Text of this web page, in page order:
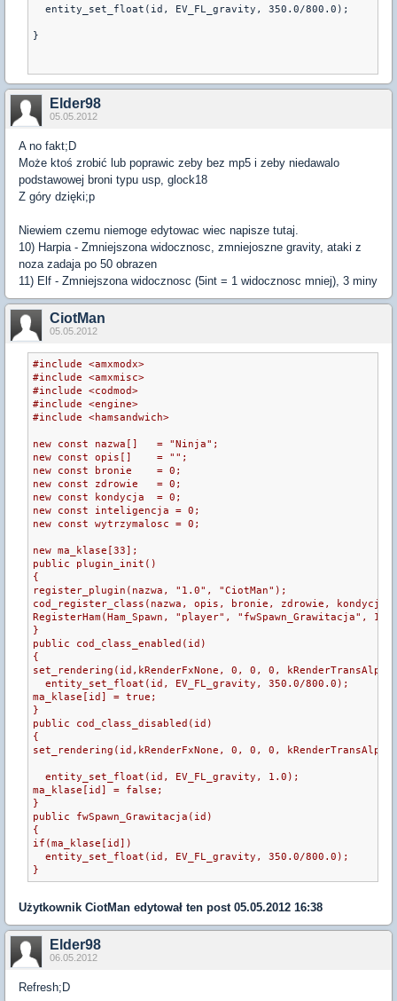
  entity_set_float(id, EV_FL_gravity, 350.0/800.0);
}
Elder98
05.05.2012
A no fakt;D
Może ktoś zrobić lub poprawic zeby bez mp5 i zeby niedawalo
podstawowej broni typu usp, glock18
Z góry dzięki;p
Niewiem czemu niemoge edytowac wiec napisze tutaj.
10) Harpia - Zmniejszona widocznosc, zmniejoszne gravity, ataki z
noza zadaja po 50 obrazen
11) Elf - Zmniejszona widocznosc (5int = 1 widocznosc mniej), 3 miny
CiotMan
05.05.2012
#include <amxmodx>
#include <amxmisc>
#include <codmod>
#include <engine>
#include <hamsandwich>
new const nazwa[]   = "Ninja";
new const opis[]    = "";
new const bronie    = 0;
new const zdrowie   = 0;
new const kondycja  = 0;
new const inteligencja = 0;
new const wytrzymalosc = 0;
new ma_klase[33];
public plugin_init()
{
register_plugin(nazwa, "1.0", "CiotMan");
cod_register_class(nazwa, opis, bronie, zdrowie,
RegisterHam(Ham_Spawn, "player", "fwSpawn_Grawitacja", 1);
}
public cod_class_enabled(id)
{
set_rendering(id,kRenderFxNone, 0, 0, 0,
  entity_set_float(id, EV_FL_gravity, 350.0/800.0);
ma_klase[id] = true;
}
public cod_class_disabled(id)
{
set_rendering(id,kRenderFxNone, 0, 0, 0,
  entity_set_float(id, EV_FL_gravity, 1.0);
ma_klase[id] = false;
}
public fwSpawn_Grawitacja(id)
{
if(ma_klase[id])
  entity_set_float(id, EV_FL_gravity, 350.0/800.0);
Użytkownik CiotMan edytował ten post 05.05.2012 16:38
Elder98
06.05.2012
Refresh;D